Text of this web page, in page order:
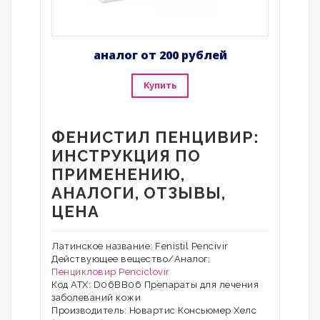
аналог от 200 рублей
Купить
ФЕНИСТИЛ ПЕНЦИВИР:
ИНСТРУКЦИЯ ПО
ПРИМЕНЕНИЮ,
АНАЛОГИ, ОТЗЫВЫ,
ЦЕНА
Латинское название: Fenistil Рencivir
Действующее вещество/Аналог:
Пенцикловир Penciclovir
Код АТХ: D06BB06 Препараты для лечения
заболеваний кожи
Производитель: Новартис Консьюмер Хелс